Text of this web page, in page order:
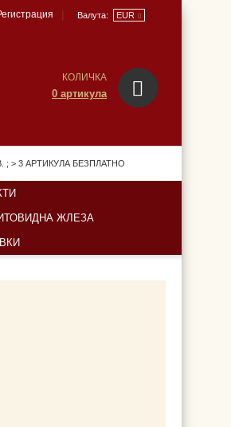
| Валута: EUR
КОЛИЧКА
0 артикула
; > 3 АРТИКУЛА БЕЗПЛАТНО
ЖЛЕЗА